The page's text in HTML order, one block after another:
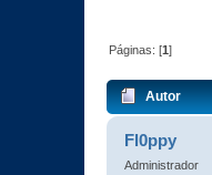
Páginas: [1]
Autor
Fl0ppy
Administrador